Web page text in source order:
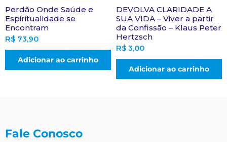
Perdão Onde Saúde e
Espiritualidade se
Encontram
R$ 73,90
Adicionar ao carrinho
DEVOLVA CLARIDADE A
SUA VIDA – Viver a partir
da Confissão – Klaus Peter
Hertzsch
R$ 3,00
Adicionar ao carrinho
Fale Conosco